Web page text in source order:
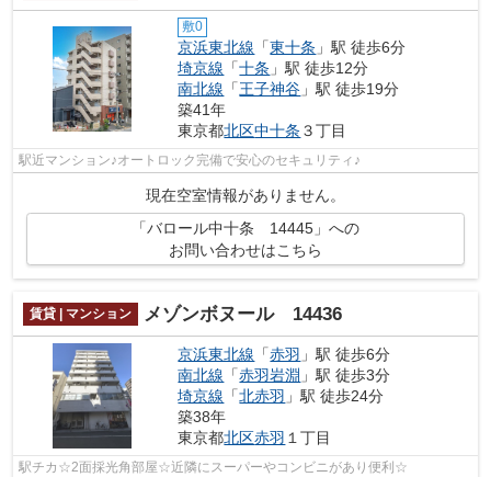
敷0
京浜東北線 「東十条 」駅 徒歩6分
埼京線 「十条 」駅 徒歩12分
南北線 「王子神谷 」駅 徒歩19分
築41年
東京都北区中十条 ３丁目
駅近マンション♪オートロック完備で安心のセキュリティ♪
現在空室情報がありません。
「バロール中十条 14445」への
お問い合わせはこちら
賃貸 | マンション メゾンボヌール 14436
京浜東北線 「赤羽 」駅 徒歩6分
南北線 「赤羽岩淵 」駅 徒歩3分
埼京線 「北赤羽 」駅 徒歩24分
築38年
東京都北区赤羽 １丁目
駅チカ☆2面採光角部屋☆近隣にスーパーやコンビニがあり便利☆